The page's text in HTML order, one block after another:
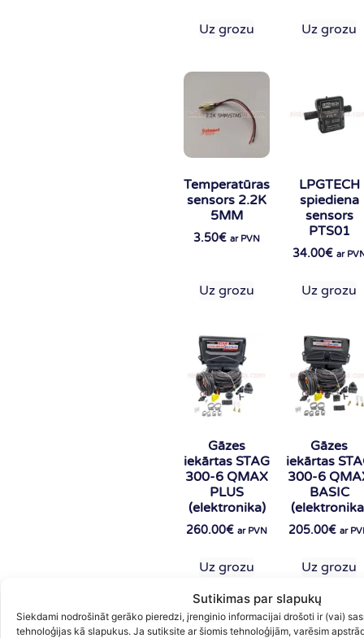
Sutikimas par slapukų
Siekdami nodrošināt gerāko pieredzi, įrenginio informacijai drošoti ir (vai)
tehnoloģijas kā slapukus. Ja sutiksite ar šiomis tehnoloģijām, varēsim
Uz grozu Uz grozu
Temperatūras
sensors 2.2K
5MM
3.50€ ar PVN
Uz grozu
LPGTECH
spiediena
sensors
PTS01
34.00€ ar
Uz grozu
Gāzes
iekārtas STAG
300-6 QMAX
PLUS
(elektronika)
260.00€ ar PVN
Uz grozu
Gāzes
iekārtas
300-6
BASIC
205.00€ ar
Uz grozu